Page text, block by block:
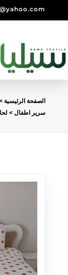
الصفحة الرئيسية
سرير اطفال >